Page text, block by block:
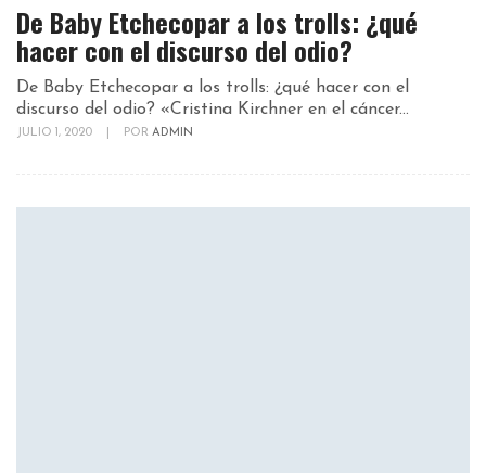
De Baby Etchecopar a los trolls: ¿qué
hacer con el discurso del odio?
De Baby Etchecopar a los trolls: ¿qué hacer con el
discurso del odio? «Cristina Kirchner en el cáncer...
JULIO 1, 2020 POR ADMIN